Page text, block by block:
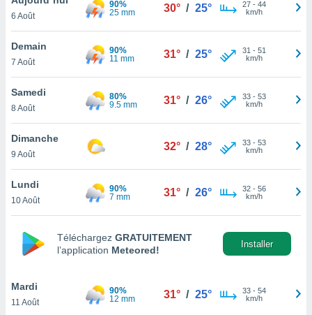
et
»,
au
vous
qu'ils
ou
le
ainsi
un
la
du
6 Août
90%
25 mm
30° / 25° 27- 44
km/h
Demain
7 Août
90%
11 mm
31° / 25° 31 - 51
km/h
Samedi
8 Août
80%
9.5 mm
31° / 26° 33- 53
km/h
Dimanche
9 Août
32° / 28° 33- 53
km/h
Lundi
10 Août
90%
7 mm
31° / 26° 32- 56
km/h
Téléchargez GRATUITEMENT
l’application Meteored!
Installer
Mardi
11 Août
90%
12 mm
31° / 25° 33- 54
km/h